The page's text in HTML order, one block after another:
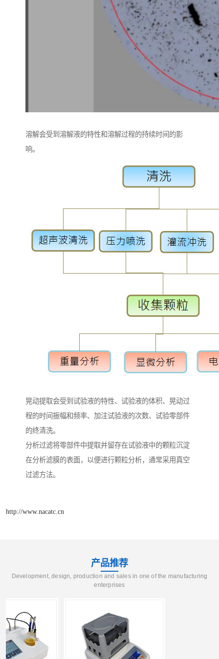
溶解会受到溶解液的特性和溶解过程的持续时间的影
响。
晃动提取会受到试验液的特性、试验液的体积、晃动过
程的时间振幅和频率、加注试验液的次数、试验零部件
的终清洗。
分析过滤将零部件中提取并留存在试验液中的颗粒沉淀
在分析滤膜的表面，以便进行颗粒分析，通常采用真空
过滤方法。
http://www.nacatc.cn
产品推荐
Development, design, production and sales in one of the manufacturing
enterprises